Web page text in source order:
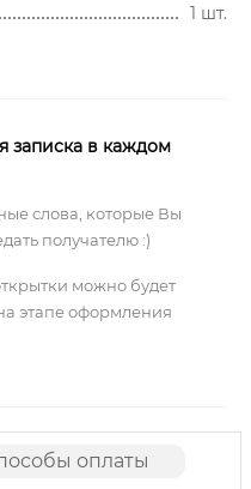
1 шт.
записка в каждом
слова, которые Вы
получателю :)
можно будет
этапе оформления
оплаты